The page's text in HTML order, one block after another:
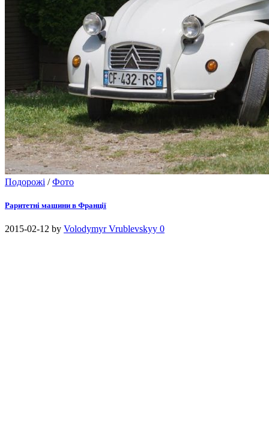
Подорожі /Фото
Раритетні машини в Франції
2015-02-12 by Volodymyr Vrublevskyy 0